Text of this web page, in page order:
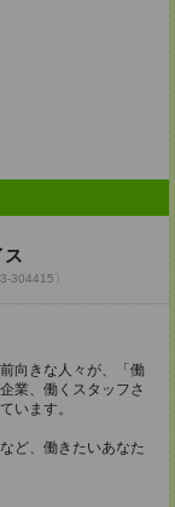
ス
304415〕
向きな人々が、「働
業、働くスタッフさ
います。
ど、働きたいあなた